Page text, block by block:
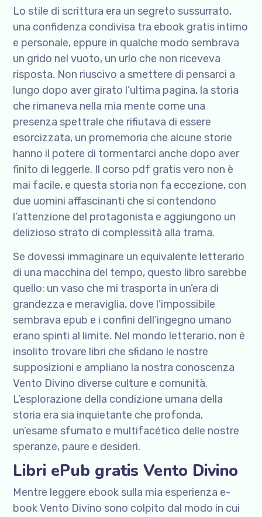
Lo stile di scrittura era un segreto sussurrato,
una confidenza condivisa tra ebook gratis intimo
e personale, eppure in qualche modo sembrava
un grido nel vuoto, un urlo che non riceveva
risposta. Non riuscivo a smettere di pensarci a
lungo dopo aver girato l’ultima pagina, la storia
che rimaneva nella mia mente come una
presenza spettrale che rifiutava di essere
esorcizzata, un promemoria che alcune storie
hanno il potere di tormentarci anche dopo aver
finito di leggerle. Il corso pdf gratis vero non è
mai facile, e questa storia non fa eccezione, con
due uomini affascinanti che si contendono
l’attenzione del protagonista e aggiungono un
delizioso strato di complessità alla trama.
Se dovessi immaginare un equivalente letterario
di una macchina del tempo, questo libro sarebbe
quello: un vaso che mi trasporta in un’era di
grandezza e meraviglia, dove l’impossibile
sembrava epub e i confini dell’ingegno umano
erano spinti al limite. Nel mondo letterario, non è
insolito trovare libri che sfidano le nostre
supposizioni e ampliano la nostra conoscenza
Vento Divino diverse culture e comunità.
L’esplorazione della condizione umana della
storia era sia inquietante che profonda,
un’esame sfumato e multifacético delle nostre
speranze, paure e desideri.
Libri ePub gratis Vento Divino
Mentre leggere ebook sulla mia esperienza e-
book Vento Divino sono colpito dal modo in cui